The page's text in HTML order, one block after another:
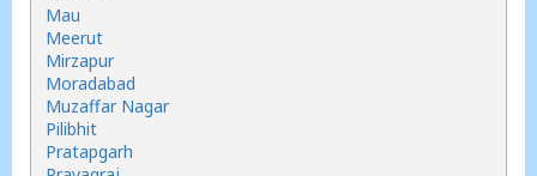
Mau
Meerut
Mirzapur
Moradabad
Muzaffar Nagar
Pilibhit
Pratapgarh